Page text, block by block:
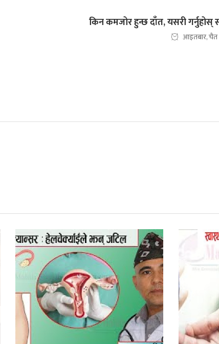
किन कमजोर हुन्छ दाँत, यसरी गर्नुहोस्
आइतबार, चैत